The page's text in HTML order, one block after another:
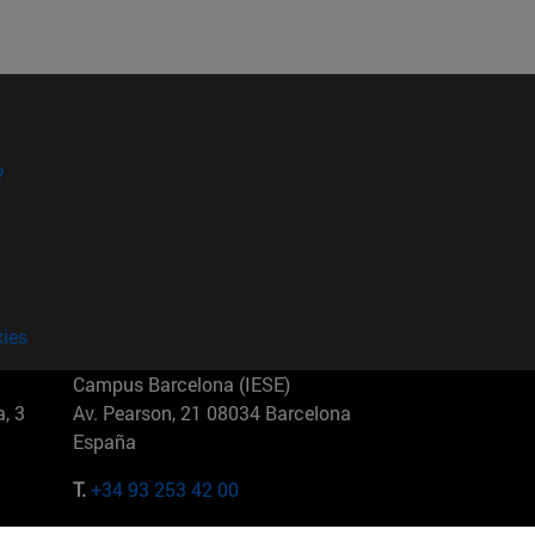
3
Campus Barcelona (IESE)
Av. Pearson, 21 08034 Barcelona
España
T.+34 93 253 42 00